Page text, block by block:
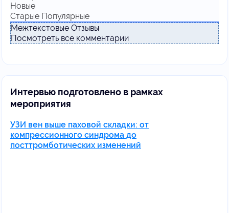
Новые
Старые Популярные
Межтекстовые Отзывы
Посмотреть все комментарии
Интервью подготовлено в рамках
мероприятия
УЗИ вен выше паховой складки: от
компрессионного синдрома до
посттромботических изменений